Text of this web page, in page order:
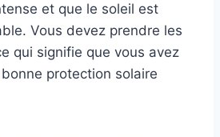
et que le soleil est
Vous devez prendre les
qui signifie que vous avez
protection solaire